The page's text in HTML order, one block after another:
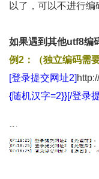
以了，可以不进行编
如果遇到其他utf8编
例2：（独立编码需
[登录提交网址2]
{随机汉字=2}}[/登录